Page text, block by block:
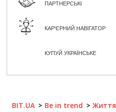
ПАРТНЕРСЬКІ
КАР'ЄРНИЙ НАВІГАТОР
КУПУЙ УКРАЇНСЬКЕ
BIT.UA Be in trend Життя